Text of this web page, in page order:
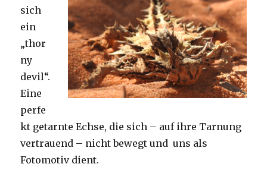
sich
ein
„thor
ny
devil“.
Eine
perfe
kt getarnte Echse, die sich – auf ihre Tarnung
vertrauend – nicht bewegt und uns als
Fotomotiv dient.